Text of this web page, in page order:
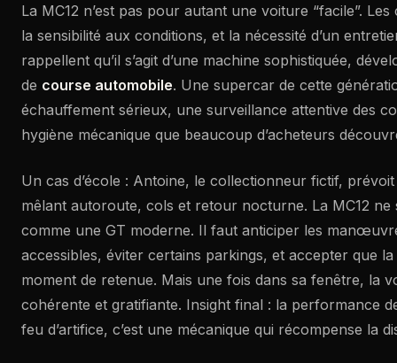
La MC12 n’est pas pour autant une voiture “facile”.
la sensibilité aux conditions, et la nécessité d’un
rappellent qu’il s’agit d’une machine sophistiquée,
de course automobile. Une supercar de cette
échauffement sérieux, une surveillance attentive des
hygiène mécanique que beaucoup d’acheteurs
Un cas d’école : Antoine, le collectionneur fictif,
mêlant autoroute, cols et retour nocturne. La MC12 ne
comme une GT moderne. Il faut anticiper les
accessibles, éviter certains parkings, et accepter que
moment de retenue. Mais une fois dans sa fenêtre, la
cohérente et gratifiante. Insight final : la performance
feu d’artifice, c’est une mécanique qui récompense la